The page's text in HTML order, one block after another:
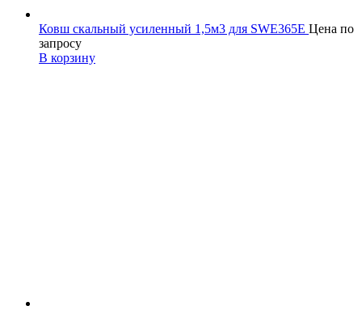
Ковш скальный усиленный 1,5м3 для SWE365E Цена по
запросу
В корзину